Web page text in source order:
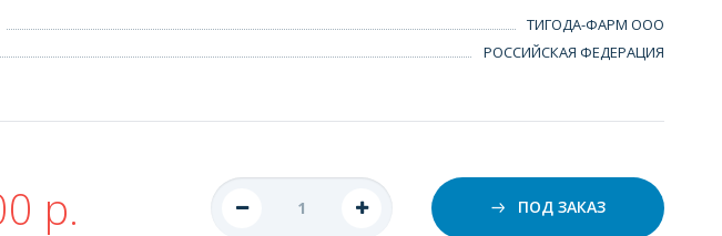
ТИГОДА-ФАРМ ООО
РОССИЙСКАЯ ФЕДЕРАЦИЯ
р. ПОД ЗАКАЗ